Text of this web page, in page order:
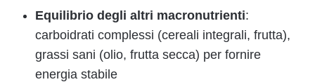
Equilibrio degli altri macronutrienti:
carboidrati complessi (cereali integrali, frutta),
grassi sani (olio, frutta secca) per fornire
energia stabile